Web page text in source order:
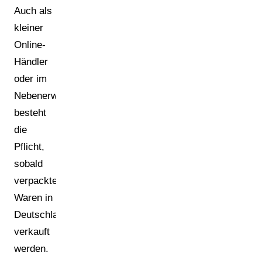
Auch als
kleiner
Online-
Händler
oder im
Nebenerwerb
besteht
die
Pflicht,
sobald
verpackte
Waren in
Deutschland
verkauft
werden.